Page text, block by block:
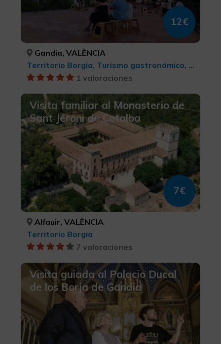
12€
Gandia, VALÈNCIA
Territorio Borgia, Turismo gastronómico, Turismo cultural
1 valoraciones
Visita familiar al Monasterio de
Sant Jeroni de Cotalba
7€
Alfauir, VALÈNCIA
Territorio Borgia
7 valoraciones
Visita guiada al Palacio Ducal
de los Borja de Gandia